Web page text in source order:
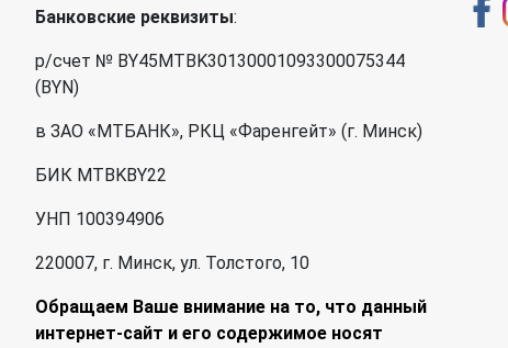
Банковские реквизиты:
р/счет № BY45MTBK30130001093300075344
(BYN)
в ЗАО «МТБАНК», РКЦ «Фаренгейт» (г. Минск)
БИК MTBKBY22
УНП 100394906
220007, г. Минск, ул. Толстого, 10
Обращаем Ваше внимание на то, что данный
интернет-сайт и его содержимое носят